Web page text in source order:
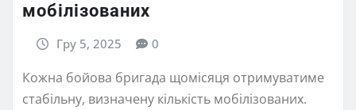
мобілізованих
Гру 5, 2025 0
Кожна бойова бригада щомісяця отримуватиме
стабільну, визначену кількість мобілізованих.